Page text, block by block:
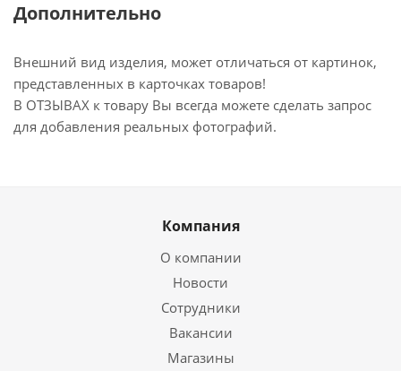
Дополнительно
Внешний вид изделия, может отличаться от картинок,
представленных в карточках товаров!
В ОТЗЫВАХ к товару Вы всегда можете сделать запрос
для добавления реальных фотографий.
Компания
О компании
Новости
Сотрудники
Вакансии
Магазины